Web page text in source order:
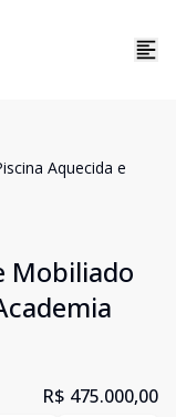
Aquecida e
Mobiliado
R$ 475.000,00